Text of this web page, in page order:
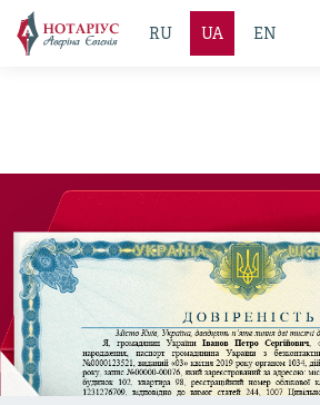
RU UA EN